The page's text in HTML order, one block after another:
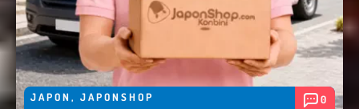
JAPON , JAPONSHOP 0